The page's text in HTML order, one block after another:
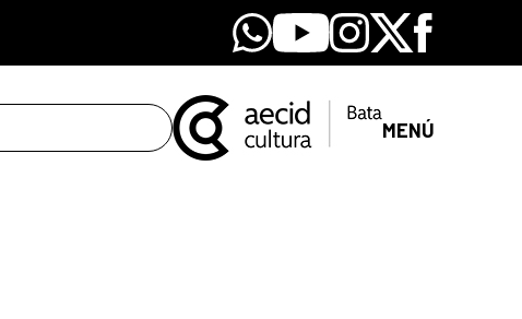
Whatsapp
YoutubeInstagram
X Facebook
MENÚ